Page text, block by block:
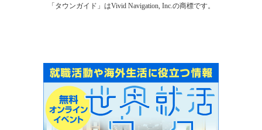
「タウンガイド」はVivid Navigation, Inc.の商標です。